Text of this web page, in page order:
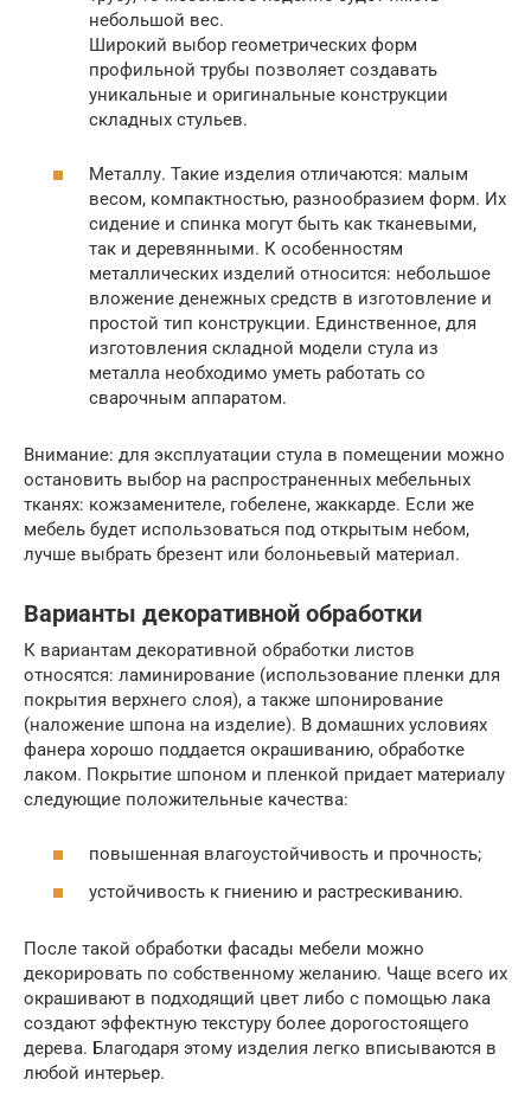
небольшой вес.
Широкий выбор геометрических форм
профильной трубы позволяет создавать
уникальные и оригинальные конструкции
складных стульев.
Металлу. Такие изделия отличаются: малым
весом, компактностью, разнообразием форм. Их
сидение и спинка могут быть как тканевыми,
так и деревянными. К особенностям
металлических изделий относится: небольшое
вложение денежных средств в изготовление и
простой тип конструкции. Единственное, для
изготовления складной модели стула из
металла необходимо уметь работать со
сварочным аппаратом.
Внимание: для эксплуатации стула в помещении можно
остановить выбор на распространенных мебельных
тканях: кожзаменителе, гобелене, жаккарде. Если же
мебель будет использоваться под открытым небом,
лучше выбрать брезент или болоньевый материал.
Варианты декоративной обработки
К вариантам декоративной обработки листов
относятся: ламинирование (использование пленки для
покрытия верхнего слоя), а также шпонирование
(наложение шпона на изделие). В домашних условиях
фанера хорошо поддается окрашиванию, обработке
лаком. Покрытие шпоном и пленкой придает материалу
следующие положительные качества:
повышенная влагоустойчивость и прочность;
устойчивость к гниению и растрескиванию.
После такой обработки фасады мебели можно
декорировать по собственному желанию. Чаще всего их
окрашивают в подходящий цвет либо с помощью лака
создают эффектную текстуру более дорогостоящего
дерева. Благодаря этому изделия легко вписываются в
любой интерьер.